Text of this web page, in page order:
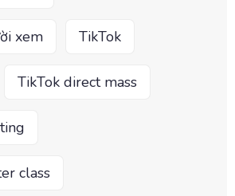
xem TikTok
TikTok direct mass
class